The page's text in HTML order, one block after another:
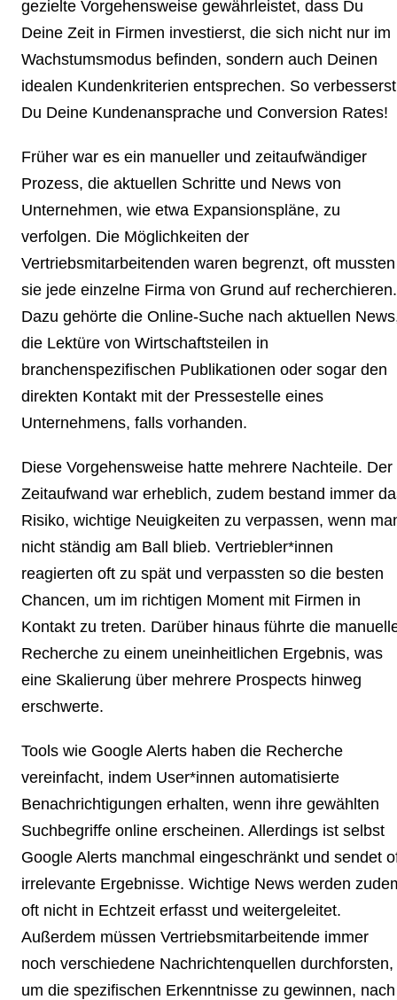
gezielte Vorgehensweise gewährleistet, dass Du
Deine Zeit in Firmen investierst, die sich nicht nur im
Wachstumsmodus befinden, sondern auch Deinen
idealen Kundenkriterien entsprechen. So verbesserst
Du Deine Kundenansprache und Conversion Rates!
Früher war es ein manueller und zeitaufwändiger
Prozess, die aktuellen Schritte und News von
Unternehmen, wie etwa Expansionspläne, zu
verfolgen. Die Möglichkeiten der
Vertriebsmitarbeitenden waren begrenzt, oft mussten
sie jede einzelne Firma von Grund auf recherchieren.
Dazu gehörte die Online-Suche nach aktuellen
die Lektüre von Wirtschaftsteilen in
branchenspezifischen Publikationen oder sogar den
direkten Kontakt mit der Pressestelle eines
Unternehmens, falls vorhanden.
Diese Vorgehensweise hatte mehrere Nachteile. Der
Zeitaufwand war erheblich, zudem bestand immer
Risiko, wichtige Neuigkeiten zu verpassen, wenn
nicht ständig am Ball blieb. Vertriebler*innen
reagierten oft zu spät und verpassten so die besten
Chancen, um im richtigen Moment mit Firmen in
Kontakt zu treten. Darüber hinaus führte die
Recherche zu einem uneinheitlichen Ergebnis, was
eine Skalierung über mehrere Prospects hinweg
erschwerte.
Tools wie Google Alerts haben die Recherche
vereinfacht, indem User*innen automatisierte
Benachrichtigungen erhalten, wenn ihre gewählten
Suchbegriffe online erscheinen. Allerdings ist selbst
Google Alerts manchmal eingeschränkt und sendet
irrelevante Ergebnisse. Wichtige News werden
oft nicht in Echtzeit erfasst und weitergeleitet.
Außerdem müssen Vertriebsmitarbeitende immer
noch verschiedene Nachrichtenquellen durchforsten,
um die spezifischen Erkenntnisse zu gewinnen, nach